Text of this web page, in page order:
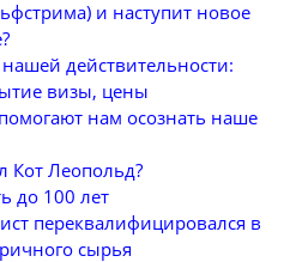
и наступит новое
действительности:
визы, цены
нам осознать наше
Кот Леопольд?
до 100 лет
переквалифицировался в
сырья